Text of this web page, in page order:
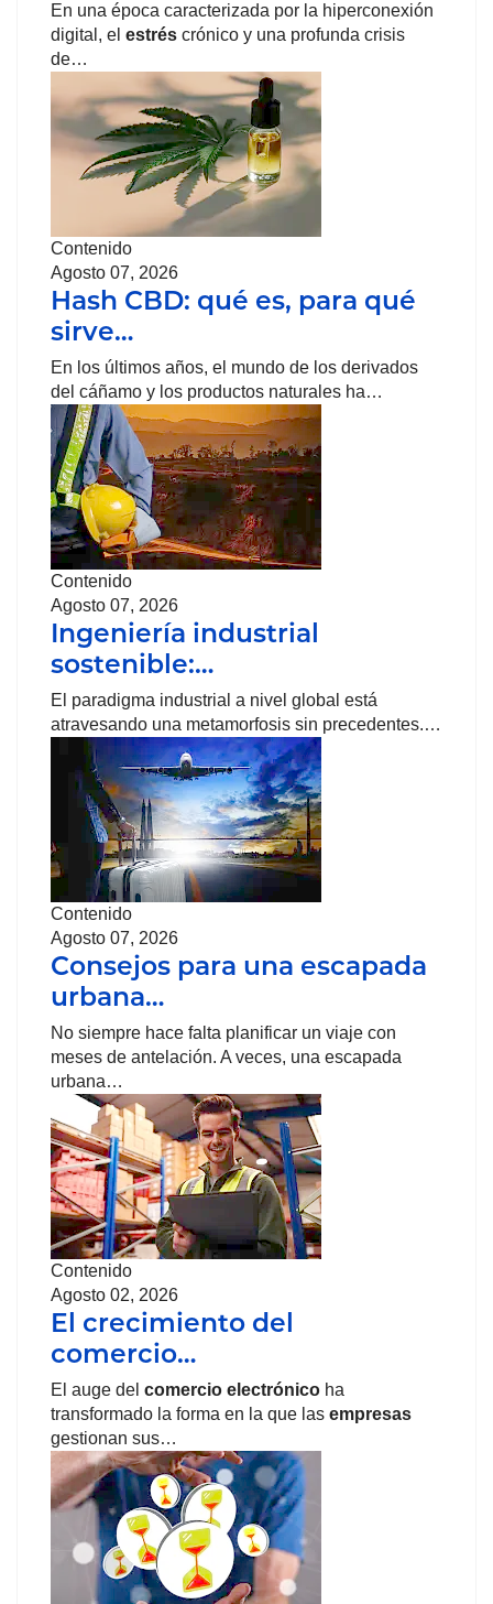
En una época caracterizada por la hiperconexión
digital, el estrés crónico y una profunda crisis
de…
Contenido
Agosto 07, 2026
Hash CBD: qué es, para qué
sirve…
En los últimos años, el mundo de los derivados
del cáñamo y los productos naturales ha…
Contenido
Agosto 07, 2026
Ingeniería industrial
sostenible:…
El paradigma industrial a nivel global está
atravesando una metamorfosis sin precedentes.…
Contenido
Agosto 07, 2026
Consejos para una escapada
urbana…
No siempre hace falta planificar un viaje con
meses de antelación. A veces, una escapada
urbana…
Contenido
Agosto 02, 2026
El crecimiento del
comercio…
El auge del comercio electrónico ha
transformado la forma en la que las empresas
gestionan sus…